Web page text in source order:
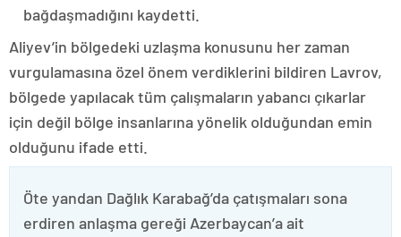
bağdaşmadığını kaydetti.
Aliyev’in bölgedeki uzlaşma konusunu her zaman
vurgulamasına özel önem verdiklerini bildiren Lavrov,
bölgede yapılacak tüm çalışmaların yabancı çıkarlar
için değil bölge insanlarına yönelik olduğundan emin
olduğunu ifade etti.
Öte yandan Dağlık Karabağ’da çatışmaları sona
erdiren anlaşma gereği Azerbaycan’a ait